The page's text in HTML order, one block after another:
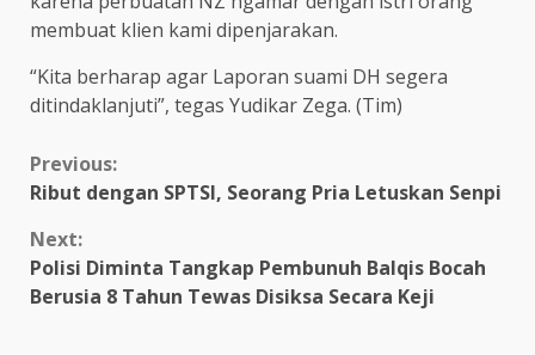
membuat klien kami dipenjarakan.
“Kita berharap agar Laporan suami DH segera
ditindaklanjuti”, tegas Yudikar Zega. (Tim)
Continue
Reading
Previous:
Ribut dengan SPTSI, Seorang Pria Letuskan Senpi
Next:
Polisi Diminta Tangkap Pembunuh Balqis Bocah
Berusia 8 Tahun Tewas Disiksa Secara Keji